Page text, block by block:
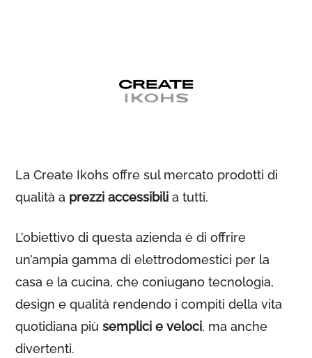
La Create Ikohs offre sul mercato prodotti di
qualità a prezzi accessibili a tutti.
L’obiettivo di questa azienda è di offrire
un’ampia gamma di elettrodomestici per la
casa e la cucina, che coniugano tecnologia,
design e qualità rendendo i compiti della vita
quotidiana piùsemplici e veloci, ma anche
divertenti.